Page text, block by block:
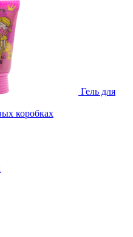
Гель для
коробках